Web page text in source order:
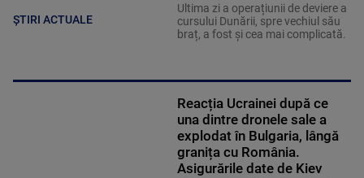
ȘTIRI ACTUALE
Ultima zi a operațiunii de deviere a
cursului Dunării, spre vechiul său
braț, a fost și cea mai complicată.
Reacția Ucrainei după ce
una dintre dronele sale a
explodat în Bulgaria, lângă
granița cu România.
Asigurările date de Kiev